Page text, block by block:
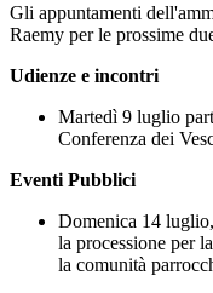
Gli appuntamenti
Raemy per le prossime
Udienze e incontri
Martedì 9 luglio
Conferenza dei
Eventi Pubblici
Domenica 14
la processione per
la comunità